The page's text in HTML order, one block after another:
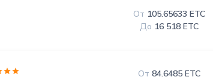
От 105.65633 ETC
До 16 518 ETC
От 84.6485 ETC